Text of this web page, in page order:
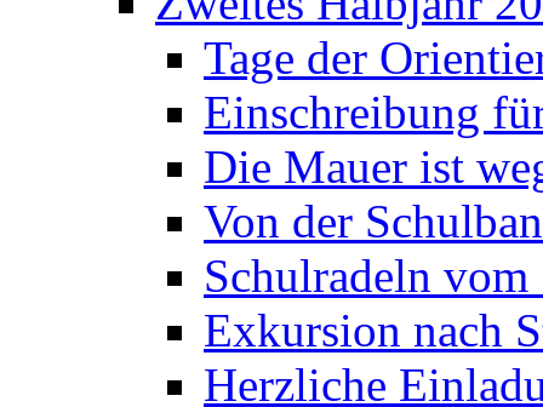
Tage der
Einschreibung
Die Mauer ist
Von der
Schulradeln
Exkursion nach
Herzliche